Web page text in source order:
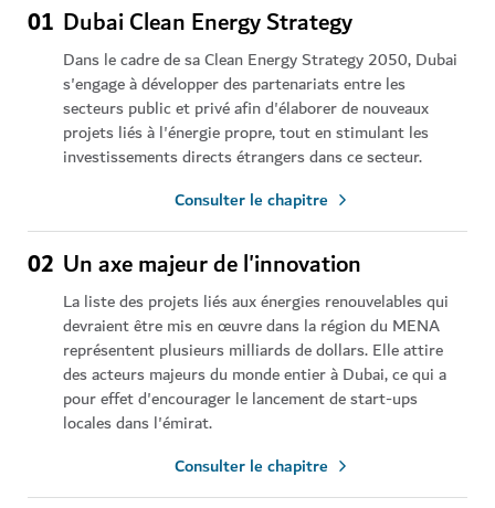
01 Dubai Clean Energy Strategy
Dans le cadre de sa Clean Energy Strategy 2050, Dubai
s'engage à développer des partenariats entre les
secteurs public et privé afin d'élaborer de nouveaux
projets liés à l'énergie propre, tout en stimulant les
investissements directs étrangers dans ce secteur.
Consulter le chapitre
02 Un axe majeur de l'innovation
La liste des projets liés aux énergies renouvelables qui
devraient être mis en œuvre dans la région du MENA
représentent plusieurs milliards de dollars. Elle attire
des acteurs majeurs du monde entier à Dubai, ce qui a
pour effet d'encourager le lancement de start-ups
locales dans l'émirat.
Consulter le chapitre